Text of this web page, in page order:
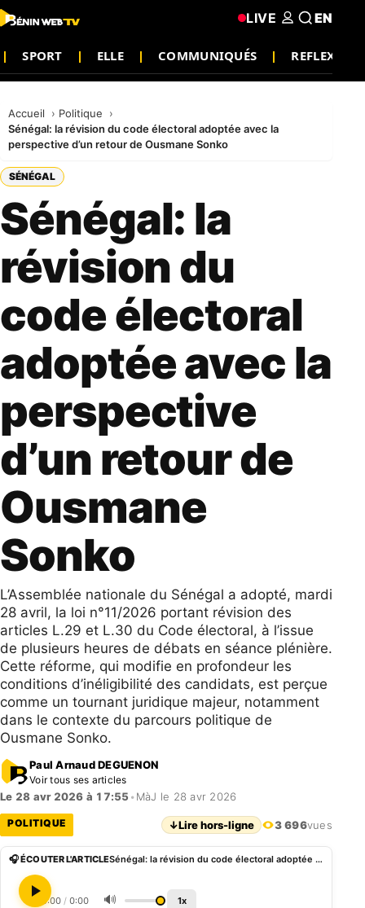
SPORT ELLE COMMUNIQUÉS
LIVE EN
Accueil
Politique
Sénégal: la révision du code électoral adoptée avec la
perspective d’un retour de Ousmane Sonko
SÉNÉGAL
Sénégal: la
révision du
code électoral
adoptée avec la
perspective
d’un retour de
Ousmane
Sonko
L’Assemblée nationale du Sénégal a adopté, mardi
28 avril, la loi n°11/2026 portant révision des
articles L.29 et L.30 du Code électoral, à l’issue
de plusieurs heures de débats en séance plénière.
Cette réforme, qui modifie en profondeur les
conditions d’inéligibilité des candidats, est perçue
comme un tournant juridique majeur, notamment
dans le contexte du parcours politique de
Ousmane Sonko.
Paul Arnaud DEGUENON
Voir tous ses articles
Le 28 avr 2026 à 17:55 • MàJ le 28 avr 2026
POLITIQUE ↓Lire hors-ligne 3 696vues
🎧 ÉCOUTER L'ARTICLE Sénégal: la révision du code électoral adoptée avec la perspective d’un retour de Ousmane Sonko
0:00 / 0:00 🔊 1x